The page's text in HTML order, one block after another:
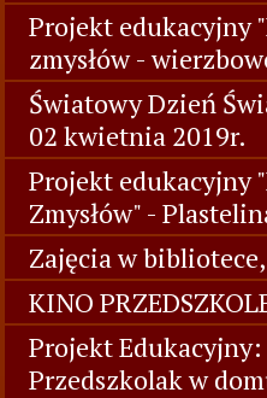
Projekt edukacyjny
zmysłów -
Światowy Dzień
02 kwietnia 2019r.
Projekt edukacyjny
Zmysłów" -
Zajęcia w
KINO
Projekt
Przedszkolak w